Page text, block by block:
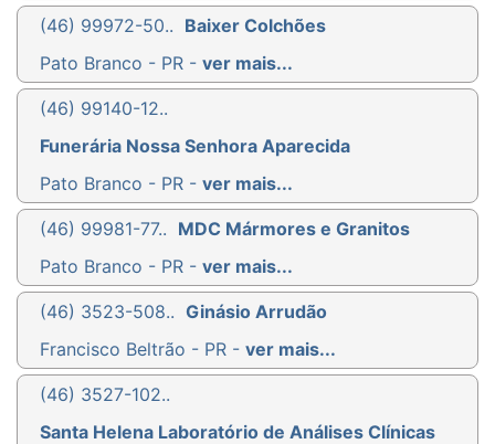
(46) 99972-50.. Baixer Colchões
Pato Branco - PR - ver mais...
(46) 99140-12..
Funerária Nossa Senhora Aparecida
Pato Branco - PR - ver mais...
(46) 99981-77.. MDC Mármores e Granitos
Pato Branco - PR - ver mais...
(46) 3523-508.. Ginásio Arrudão
Francisco Beltrão - PR - ver mais...
(46) 3527-102..
Santa Helena Laboratório de Análises Clínicas